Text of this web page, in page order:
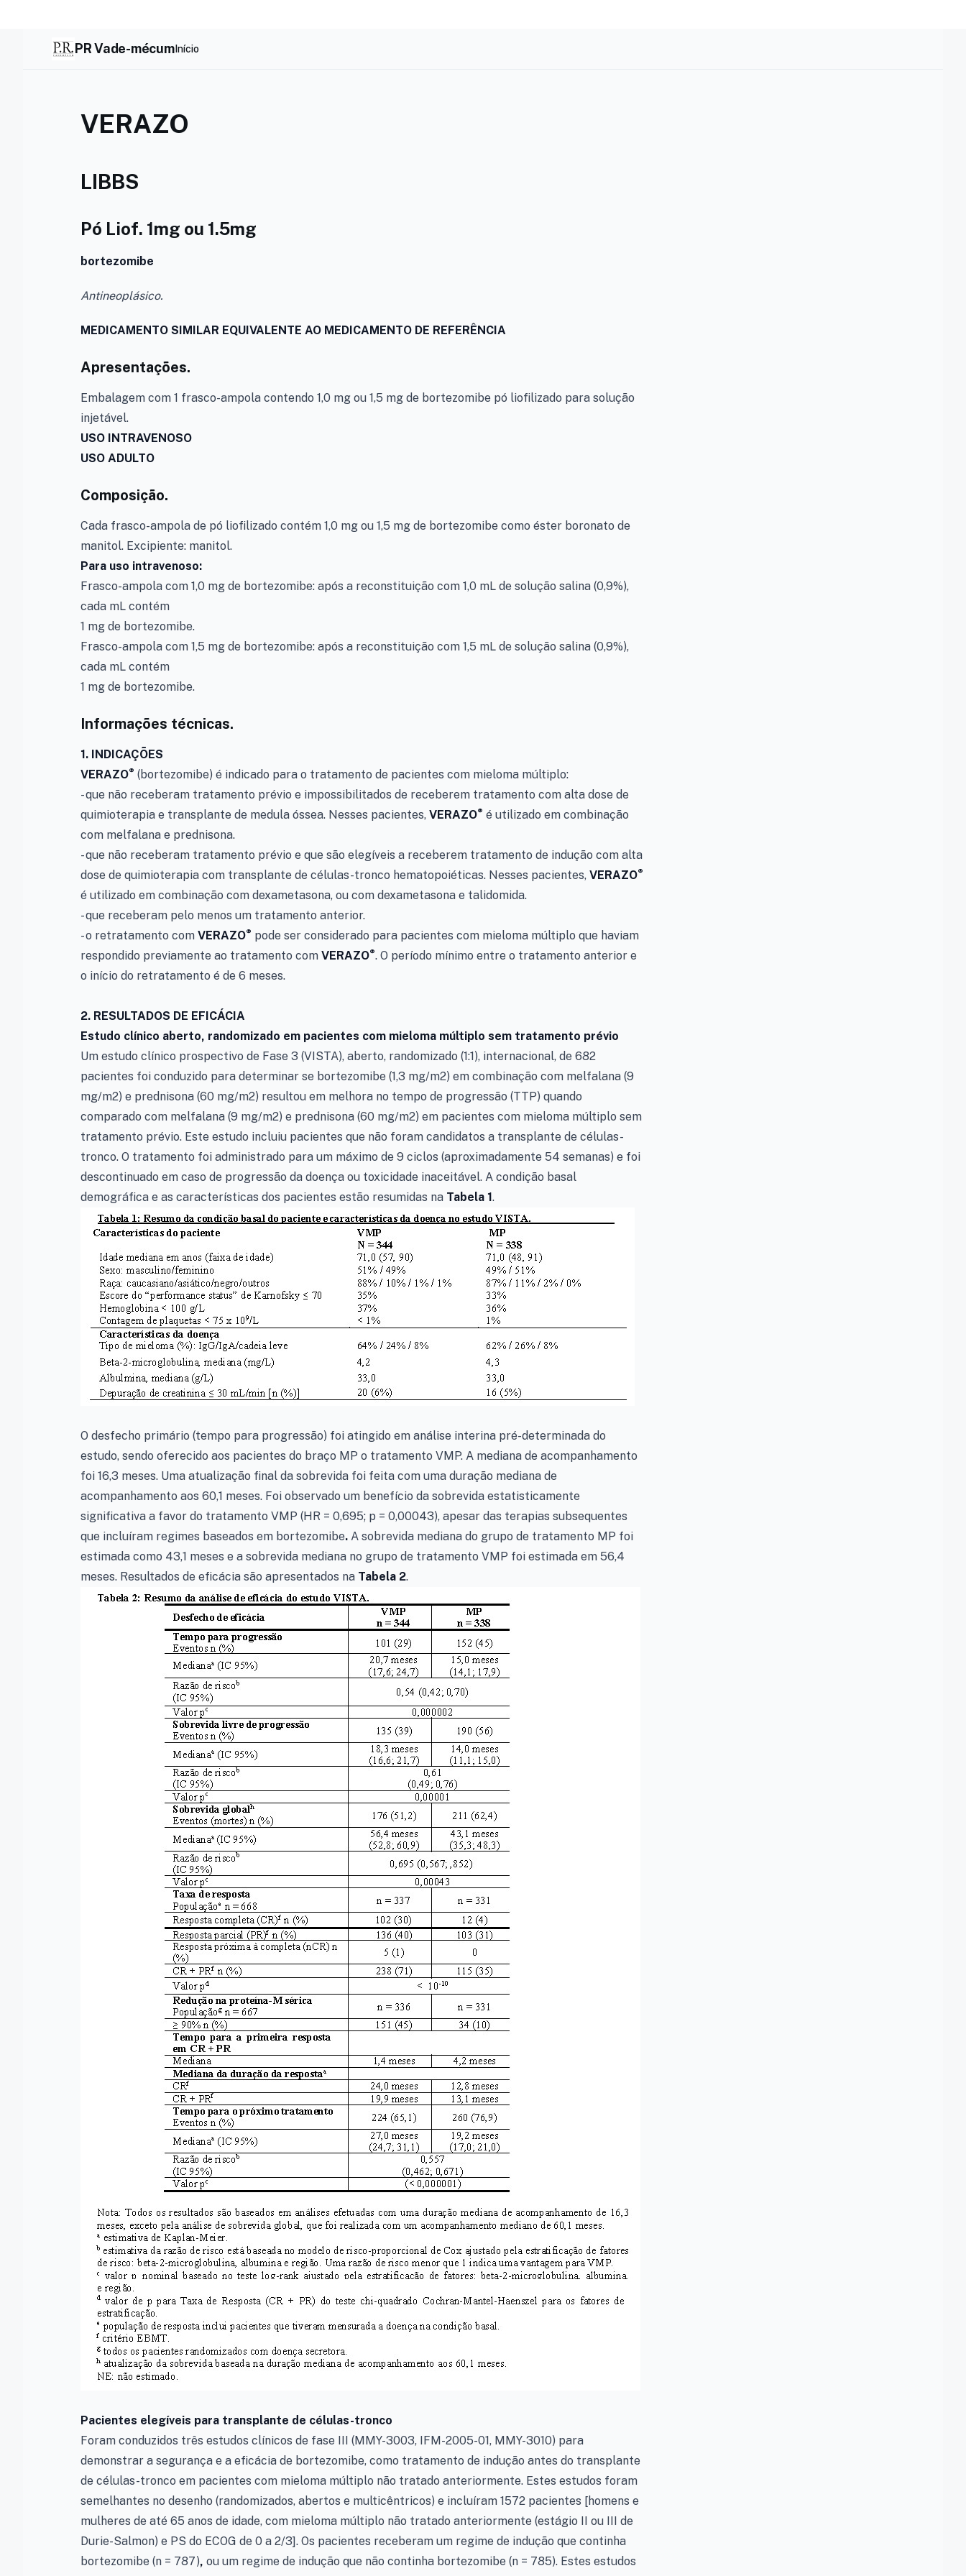
PR Vade-mécumInício
VERAZO
LIBBS
Pó Liof. 1mg ou 1.5mg
bortezomibe
Antineoplásico.
MEDICAMENTO SIMILAR EQUIVALENTE AO MEDICAMENTO DE REFERÊNCIA
Apresentações.
Embalagem com 1 frasco-ampola contendo 1,0 mg ou 1,5 mg de bortezomibe pó liofilizado para solução
injetável.
USO INTRAVENOSO
USO ADULTO
Composição.
Cada frasco-ampola de pó liofilizado contém 1,0 mg ou 1,5 mg de bortezomibe como éster boronato de
manitol. Excipiente: manitol.
Para uso intravenoso:
Frasco-ampola com 1,0 mg de bortezomibe: após a reconstituição com 1,0 mL de solução salina (0,9%),
cada mL contém
1 mg de bortezomibe.
Frasco-ampola com 1,5 mg de bortezomibe: após a reconstituição com 1,5 mL de solução salina (0,9%),
cada mL contém
1 mg de bortezomibe.
Informações técnicas.
1. INDICAÇÕES
VERAZO® (bortezomibe) é indicado para o tratamento de pacientes com mieloma múltiplo:
- que não receberam tratamento prévio e impossibilitados de receberem tratamento com alta dose de
quimioterapia e transplante de medula óssea. Nesses pacientes, VERAZO® é utilizado em combinação
com melfalana e prednisona.
- que não receberam tratamento prévio e que são elegíveis a receberem tratamento de indução com alta
dose de quimioterapia com transplante de células-tronco hematopoiéticas. Nesses pacientes, VERAZO®
é utilizado em combinação com dexametasona, ou com dexametasona e talidomida.
- que receberam pelo menos um tratamento anterior.
- o retratamento com VERAZO® pode ser considerado para pacientes com mieloma múltiplo que haviam
respondido previamente ao tratamento com VERAZO®. O período mínimo entre o tratamento anterior e
o início do retratamento é de 6 meses.
2. RESULTADOS DE EFICÁCIA
Estudo clínico aberto, randomizado em pacientes com mieloma múltiplo sem tratamento prévio
Um estudo clínico prospectivo de Fase 3 (VISTA), aberto, randomizado (1:1), internacional, de 682
pacientes foi conduzido para determinar se bortezomibe (1,3 mg/m2) em combinação com melfalana (9
mg/m2) e prednisona (60 mg/m2) resultou em melhora no tempo de progressão (TTP) quando
comparado com melfalana (9 mg/m2) e prednisona (60 mg/m2) em pacientes com mieloma múltiplo sem
tratamento prévio. Este estudo incluiu pacientes que não foram candidatos a transplante de células-
tronco. O tratamento foi administrado para um máximo de 9 ciclos (aproximadamente 54 semanas) e foi
descontinuado em caso de progressão da doença ou toxicidade inaceitável. A condição basal
demográfica e as características dos pacientes estão resumidas na Tabela 1.
O desfecho primário (tempo para progressão) foi atingido em análise interina pré-determinada do
estudo, sendo oferecido aos pacientes do braço MP o tratamento VMP. A mediana de acompanhamento
foi 16,3 meses. Uma atualização final da sobrevida foi feita com uma duração mediana de
acompanhamento aos 60,1 meses. Foi observado um benefício da sobrevida estatisticamente
significativa a favor do tratamento VMP (HR = 0,695; p = 0,00043), apesar das terapias subsequentes
que incluíram regimes baseados em bortezomibe. A sobrevida mediana do grupo de tratamento MP foi
estimada como 43,1 meses e a sobrevida mediana no grupo de tratamento VMP foi estimada em 56,4
meses. Resultados de eficácia são apresentados na Tabela 2.
Pacientes elegíveis para transplante de células-tronco
Foram conduzidos três estudos clínicos de fase III (MMY-3003, IFM-2005-01, MMY-3010) para
demonstrar a segurança e a eficácia de bortezomibe, como tratamento de indução antes do transplante
de células-tronco em pacientes com mieloma múltiplo não tratado anteriormente. Estes estudos foram
semelhantes no desenho (randomizados, abertos e multicêntricos) e incluíram 1572 pacientes [homens e
mulheres de até 65 anos de idade, com mieloma múltiplo não tratado anteriormente (estágio II ou III de
Durie-Salmon) e PS do ECOG de 0 a 2/3]. Os pacientes receberam um regime de indução que continha
bortezomibe (n = 787), ou um regime de indução que não continha bortezomibe (n = 785). Estes estudos